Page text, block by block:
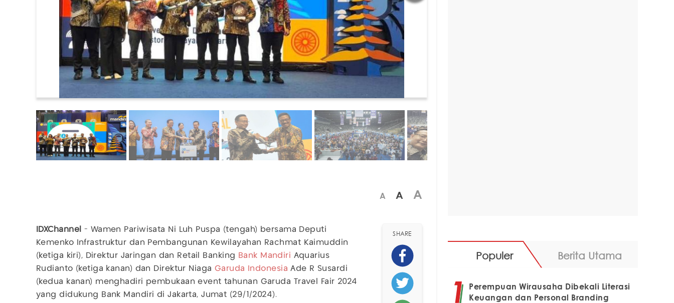
A A A
IDXChannel
- Wamen Pariwisata Ni Luh Puspa (tengah) bersama Deputi
Kemenko Infrastruktur dan Pembangunan Kewilayahan Rachmat Kaimuddin
(ketiga kiri), Direktur Jaringan dan Retail Banking Bank Mandiri Aquarius
Rudianto (ketiga kanan) dan Direktur Niaga Garuda Indonesia Ade R Susardi
(kedua kanan) menghadiri pembukaan event tahunan Garuda Travel Fair 2024
yang didukung Bank Mandiri di Jakarta, Jumat (29/1/2024).
SHARE
Populer Berita Utama
Perempuan Wirausaha Dibekali Literasi
Keuangan dan Personal Branding